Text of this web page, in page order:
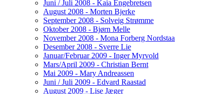
Juni / Juli 2008 - Kaia Engebretsen
August 2008 - Morten Bjerke
September 2008 - Solveig Strømme
Oktober 2008 - Bjørn Melle
November 2008 - Mona Forberg Nordstaa
Desember 2008 - Sverre Lie
Januar/Februar 2009 - Inger Myrvold
Mars/April 2009 - Christian Bernt
Mai 2009 - Mary Andreassen
Juni / Juli 2009 - Edvard Raastad
August 2009 - Lise Jæger